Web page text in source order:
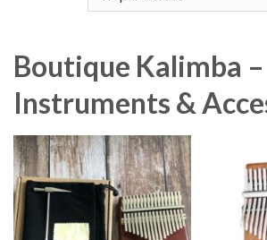
Boutique Kalimba –
Instruments &